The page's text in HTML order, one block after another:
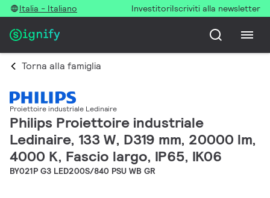
Italia - Italiano InvestitoriIscriviti alla newsletter
Torna alla famiglia
Proiettoire industriale Ledinaire
Philips Proiettoire industriale
Ledinaire, 133 W, D319 mm, 20000 lm,
4000 K, Fascio largo, IP65, IK06
BY021P G3 LED200S/840 PSU WB GR